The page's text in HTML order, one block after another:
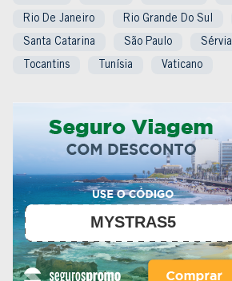
Rio De Janeiro Rio Grande Do Sul
Santa Catarina São Paulo Sérvia
Tocantins Tunísia Vaticano
MYSTRAS5